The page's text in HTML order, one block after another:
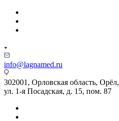
info@lagnamed.ru
302001, Орловская область, Орёл,
ул. 1-я Посадская, д. 15, пом. 87